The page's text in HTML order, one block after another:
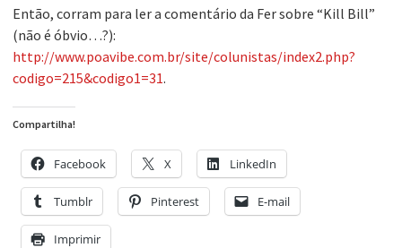
Então, corram para ler a comentário da Fer sobre “Kill Bill”
(não é óbvio…?):
http://www.poavibe.com.br/site/colunistas/index2.php?
codigo=215&codigo1=31.
Compartilha!
Facebook X LinkedIn
Tumblr Pinterest E-mail
Imprimir